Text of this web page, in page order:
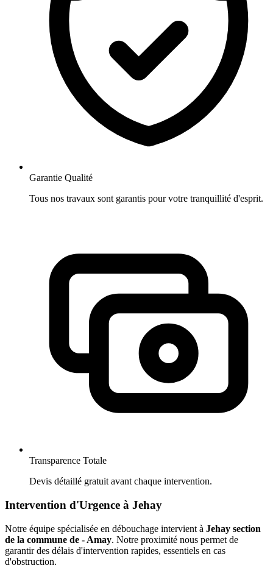
Garantie Qualité
Tous nos travaux sont garantis pour votre tranquillité d'esprit.
Transparence Totale
Devis détaillé gratuit avant chaque intervention.
Intervention d'Urgence à Jehay
Notre équipe spécialisée en débouchage intervient à Jehay section
de la commune de - Amay. Notre proximité nous permet de
garantir des délais d'intervention rapides, essentiels en cas
d'obstruction.